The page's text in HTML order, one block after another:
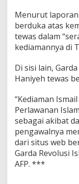
Menurut
berduka atas
tewas dalam
kediamannya di
Di sisi lain,
Haniyeh tewas
“Kediaman
Perlawanan
sebagai akibat
pengawalnya
dari situs web
Garda Revolusi
AFP. ***